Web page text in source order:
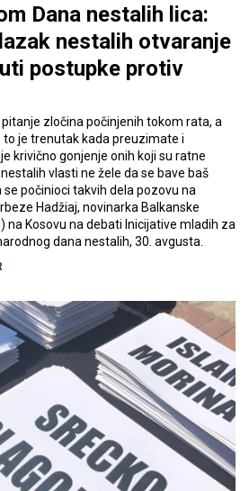
Dana nestalih lica:
nestalih otvaranje
postupke protiv
zločina počinjenih tokom rata, a
to je trenutak kada preuzimate i
krivično gonjenje onih koji su ratne
vlasti ne žele da se bave baš
počinioci takvih dela pozovu na
Hadžiaj, novinarka Balkanske
na Kosovu na debati Inicijative mladih za
dana nestalih, 30. avgusta.